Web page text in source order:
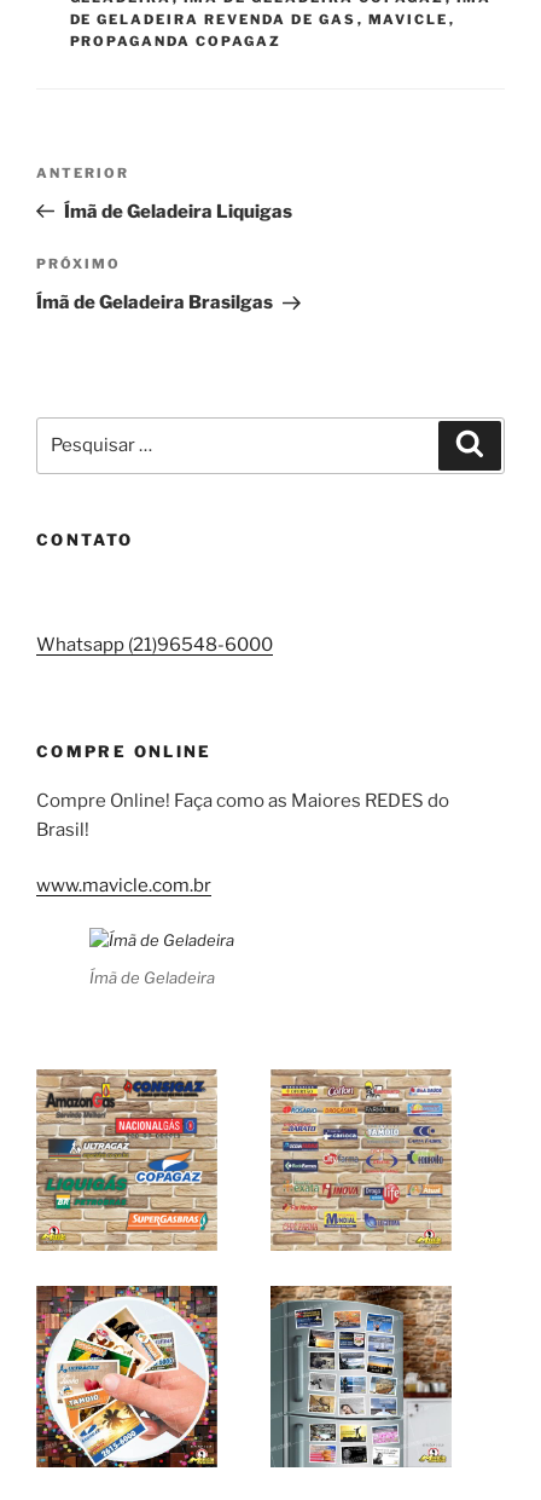
DE GELADEIRA REVENDA DE GAS , MAVICLE ,
PROPAGANDA COPAGAZ
Post
Post
anterior
ANTERIOR
Ímã de Geladeira Liquigas
Próximo
post
PRÓXIMO
Ímã de Geladeira Brasilgas
por:
CONTATO
Whatsapp (21)96548-6000
COMPRE ONLINE
Compre Online! Faça como as Maiores REDES do
Brasil!
www.mavicle.com.br
Ímã de Geladeira